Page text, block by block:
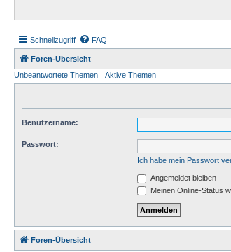
Schnellzugriff FAQ
Foren-Übersicht
Unbeantwortete Themen
Aktive Themen
Benutzername:
Passwort:
Ich habe mein Passwort
Angemeldet bleiben
Meinen Online-Status
Foren-Übersicht